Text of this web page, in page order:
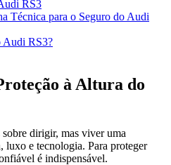
RS3
Técnica para o Seguro do Audi
Audi RS3?
à Altura do
dirigir, mas viver uma
luxo e tecnologia. Para proteger
é indispensável.